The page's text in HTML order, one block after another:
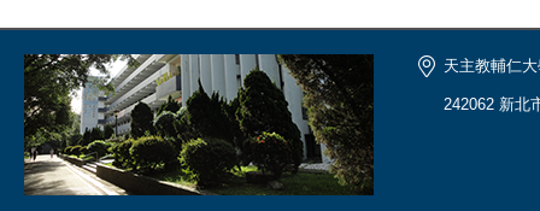
天主教輔仁
242062 新北